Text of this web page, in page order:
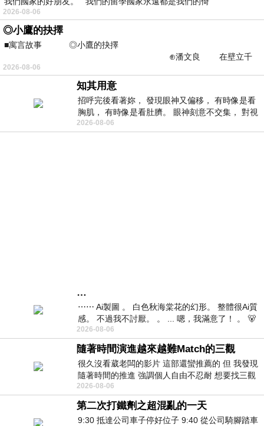
2026-08-06
◎小鷹的抉擇
■寓言故事 ◎小鷹的抉擇
⊕潘文良 在壁立千
仞的懸崖上，有一座遮天蔽
2026-08-06
知其用意
招呼完後看著妳， 發現眼神又偏移， 有時像是看
胸肌， 有時像是看肚臍。 眼神刻意不交集， 對視
視線不對齊， 讓我很難不
2026-08-06
…
⋯⋯ Ai製圖 。 白色秋海棠花的幻形。 整體很Ai質
感。 不過我不討厭。 。 ... 嗯，我滿意了！ 。 🐻
昨中
2026-08-06
隨著時間演進越來越難Match的三觀
很久沒看葳老闆的影片 這部還蠻推薦的 但 我發現
隨著時間的推進 強調個人自由不忍耐 想要找三觀
接近的不要說對象 連朋友都超
2026-08-06
第二次打鐵劑之超混亂的一天
9:30 抵達公司車子停好位子 9:40 從公司騎腳踏車